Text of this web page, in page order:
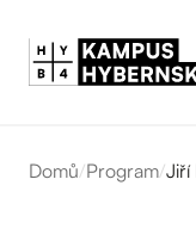
Domů/Program/Jiří